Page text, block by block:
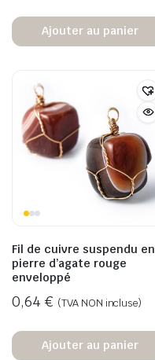
Ajouter au panier
Fil de cuivre suspendu en
pierre d’agate rouge
enveloppé
0,64 € (TVA NON incluse)
Ajouter au panier